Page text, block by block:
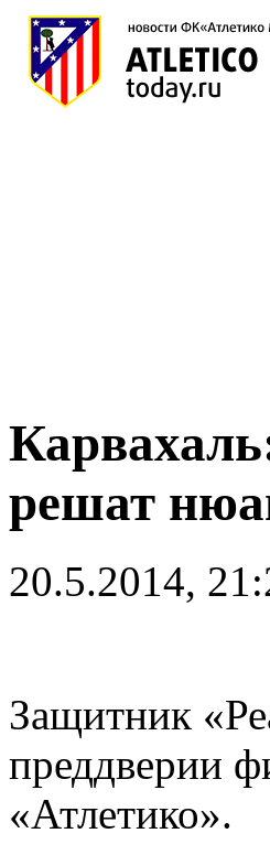
решат
20.5.2014,
Защитник
преддверии
«Атлетико».